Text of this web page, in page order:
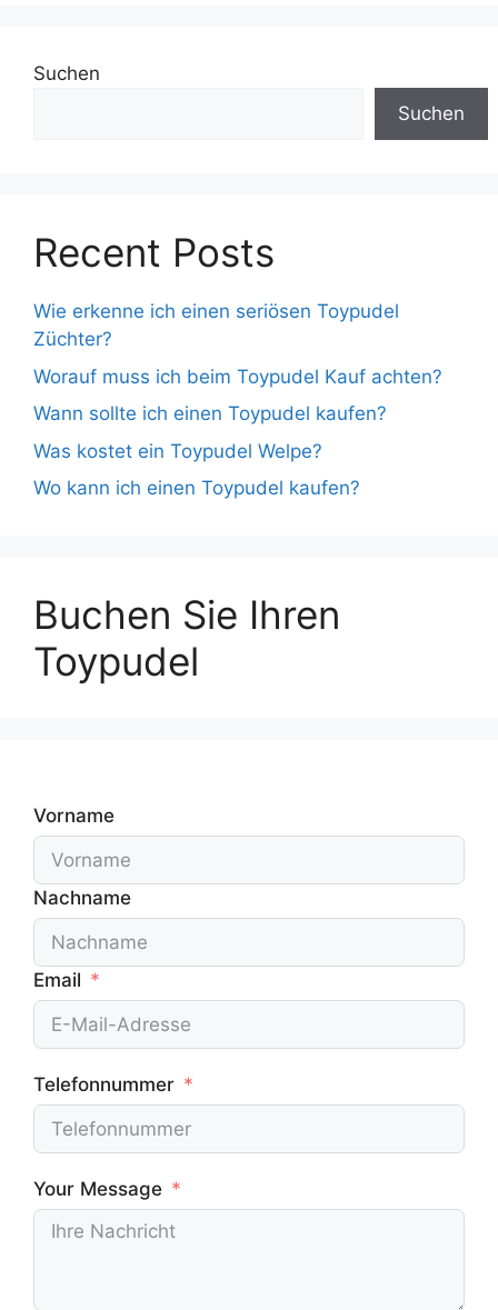
Suchen
Suchen
Recent Posts
Wie erkenne ich einen seriösen Toypudel
Züchter?
Worauf muss ich beim Toypudel Kauf achten?
Wann sollte ich einen Toypudel kaufen?
Was kostet ein Toypudel Welpe?
Wo kann ich einen Toypudel kaufen?
Buchen Sie Ihren
Toypudel
Vorname
Nachname
Email
Telefonnummer
Your Message